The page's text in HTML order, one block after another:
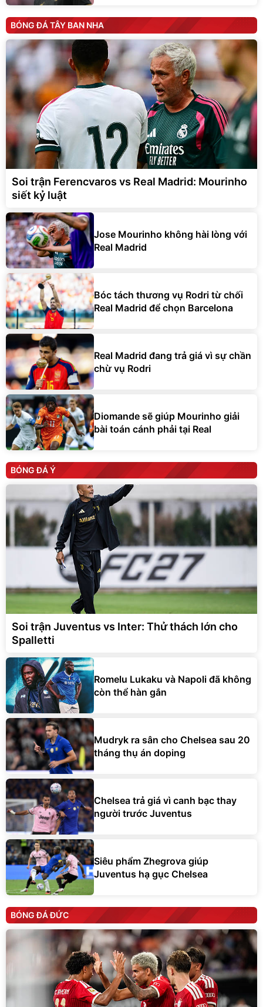
BÓNG ĐÁ TÂY BAN NHA
Soi trận Ferencvaros vs Real Madrid: Mourinho
siết kỷ luật
Jose Mourinho không hài lòng với
Real Madrid
Bóc tách thương vụ Rodri từ chối
Real Madrid để chọn Barcelona
Real Madrid đang trả giá vì sự chần
chừ vụ Rodri
Diomande sẽ giúp Mourinho giải
bài toán cánh phải tại Real
BÓNG ĐÁ Ý
Soi trận Juventus vs Inter: Thử thách lớn cho
Spalletti
Romelu Lukaku và Napoli đã không
còn thể hàn gắn
Mudryk ra sân cho Chelsea sau 20
tháng thụ án doping
Chelsea trả giá vì canh bạc thay
người trước Juventus
Siêu phẩm Zhegrova giúp
Juventus hạ gục Chelsea
BÓNG ĐÁ ĐỨC